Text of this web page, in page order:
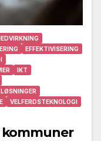
EFFEKTIVISERING
IKT
VELFERDSTEKNOLOGI
kommuner